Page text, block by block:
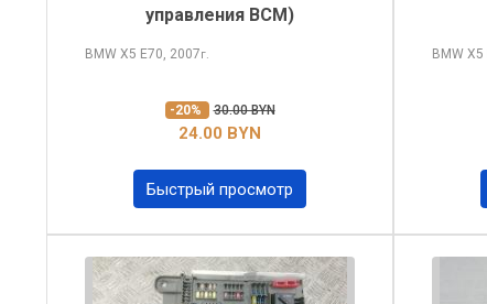
управления BCM)
BMW X5 E70, 2007г.
-20% 30.00 BYN
24.00 BYN
Быстрый просмотр
BMW X5